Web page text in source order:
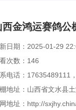
西金鸿运赛鸽公
日期：2025-01-29
次数： 146
电话：17635489111
地址：山西省文水县
地址： http://